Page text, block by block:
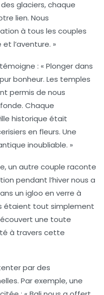
glaciers, chaque
lien. Nous
à tous les couples
l’aventure. »
témoigne : « Plonger dans
bonheur. Les temples
permis de nous
Chaque
historique était
en fleurs. Une
inoubliable. »
, un autre couple raconte
pendant l’hiver nous a
un igloo en verre à
étaient tout simplement
une toute
à travers cette
par des
Par exemple, une